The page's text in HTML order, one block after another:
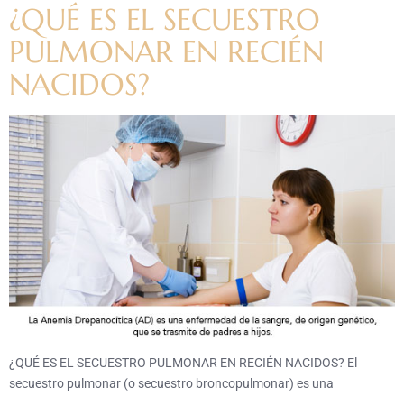
¿QUÉ ES EL SECUESTRO
PULMONAR EN RECIÉN
NACIDOS?
¿QUÉ ES EL SECUESTRO PULMONAR EN RECIÉN NACIDOS? El
secuestro pulmonar (o secuestro broncopulmonar) es una